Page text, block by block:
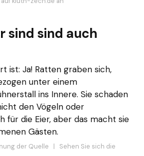
sind sind auch
ist: Ja! Ratten graben sich,
unter einem
ins Innere. Sie schaden
den Vögeln oder
für die Eier, aber das macht sie
Gästen.
der Quelle | Sehen Sie sich die